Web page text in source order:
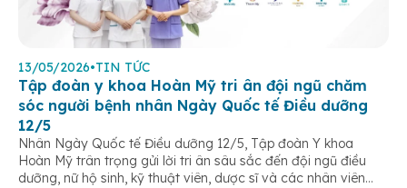
13/05/2026•TIN TỨC
Tập đoàn y khoa Hoàn Mỹ tri ân đội ngũ chăm
sóc người bệnh nhân Ngày Quốc tế Điều dưỡng
12/5
Nhân Ngày Quốc tế Điều dưỡng 12/5, Tập đoàn Y khoa
Hoàn Mỹ trân trọng gửi lời tri ân sâu sắc đến đội ngũ điều
dưỡng, nữ hộ sinh, kỹ thuật viên, dược sĩ và các nhân viên